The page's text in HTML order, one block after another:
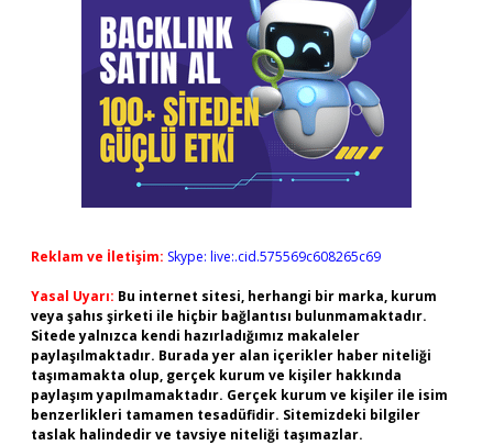
Reklam ve İletişim: Skype: live:.cid.575569c608265c69
Yasal Uyarı: Bu internet sitesi, herhangi bir marka, kurum
veya şahıs şirketi ile hiçbir bağlantısı bulunmamaktadır.
Sitede yalnızca kendi hazırladığımız makaleler
paylaşılmaktadır. Burada yer alan içerikler haber niteliği
taşımamakta olup, gerçek kurum ve kişiler hakkında
paylaşım yapılmamaktadır. Gerçek kurum ve kişiler ile isim
benzerlikleri tamamen tesadüfidir. Sitemizdeki bilgiler
taslak halindedir ve tavsiye niteliği taşımazlar.